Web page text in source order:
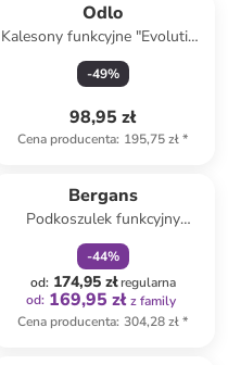
Odlo
Kalesony funkcyjne "Evolution
Warm" w kolorze czarnym
-49%
98,95 zł
Cena producenta: 195,75 zł*
Bergans
Podkoszulek funkcyjny
"Pureerino" w kolorze
turkusowym
-44%
od: 174,95 złregularna
od: 169,95 zł z family
Cena producenta: 304,28 zł*